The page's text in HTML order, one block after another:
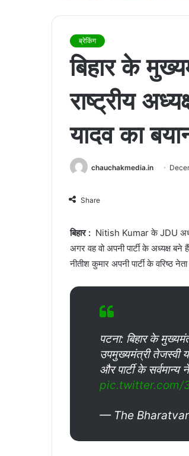
ब्रेकिंग
बिहार के
राष्ट्रीय
यादव का
chauchakmedia.in
Share
बिहार : Nitish Kumar के JDU
अगर वह वो अपनी पार्टी के अध्यक्ष
नीतीश कुमार अपनी पार्टी के वरिष्ठ
पटना: बिहार के
उपमुख्यमंत्री तेजस्वी
और पार्टी के
pic.twitter.com/
— The